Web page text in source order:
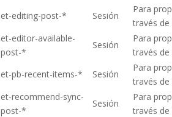
et-editing-post-*
Sesión
Para
través de
et-editor-available-
post-*
Sesión
Para
través de
et-pb-recent-items-*
Sesión
Para
través de
et-recommend-sync-
post-*
Sesión
Para
través de